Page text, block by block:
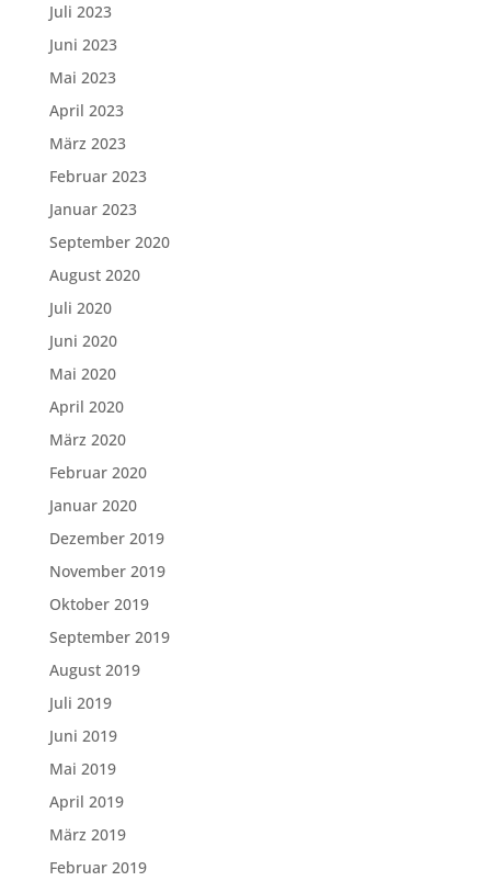
Juli 2023
Juni 2023
Mai 2023
April 2023
März 2023
Februar 2023
Januar 2023
September 2020
August 2020
Juli 2020
Juni 2020
Mai 2020
April 2020
März 2020
Februar 2020
Januar 2020
Dezember 2019
November 2019
Oktober 2019
September 2019
August 2019
Juli 2019
Juni 2019
Mai 2019
April 2019
März 2019
Februar 2019